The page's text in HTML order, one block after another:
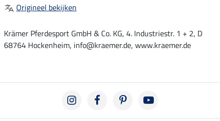
Origineel bekijken
Krämer Pferdesport GmbH & Co. KG, 4. Industriestr. 1 + 2, D
68764 Hockenheim, info@kraemer.de, www.kraemer.de